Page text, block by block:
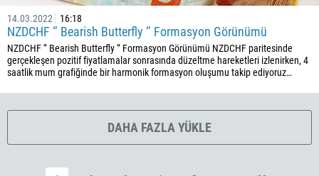
14.03.2022 16:18
NZDCHF ‘’ Bearish Butterfly ‘’ Formasyon Görünümü
NZDCHF ‘’ Bearish Butterfly ‘’ Formasyon Görünümü NZDCHF paritesinde
gerçekleşen pozitif fiyatlamalar sonrasında düzeltme hareketleri izlenirken, 4
saatlik mum grafiğinde bir harmonik formasyon oluşumu takip ediyoruz…
DAHA FAZLA YÜKLE
1767
1809
593
20
503
240